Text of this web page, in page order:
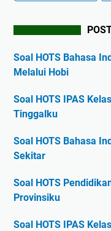
Soal HOTS Bahasa
Melalui Hobi
Soal HOTS IPAS
Tinggalku
Soal HOTS Bahasa
Sekitar
Soal HOTS
Provinsiku
Soal HOTS IPAS